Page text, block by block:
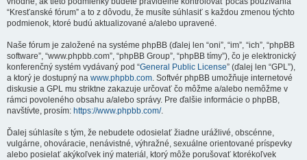
“Kresťanské fórum” a to z dôvodu, že musíte súhlasiť s každou zmenou týchto
podmienok, ktoré budú aktualizované a/alebo upravené.
Naše fórum je založené na systéme phpBB (ďalej len “oni”, “im”, “ich”, “phpBB
software”, “www.phpbb.com”, “phpBB Group”, “phpBB tímy”), čo je elektronický
konferenčný systém vydávaný pod “General Public License” (ďalej len “GPL”),
a ktorý je dostupný na www.phpbb.com. Softvér phpBB umožňuje internetové
diskusie a GPL mu striktne zakazuje určovať čo môžme a/alebo nemôžme v
rámci povoleného obsahu a/alebo správy. Pre ďalšie informácie o phpBB,
navštívte, prosím: https://www.phpbb.com/.
Ďalej súhlasíte s tým, že nebudete odosielať žiadne urážlivé, obscénne,
vulgárne, ohováracie, nenávistné, výhražné, sexuálne orientované príspevky
alebo posielať akýkoľvek iný materiál, ktorý môže porušovať ktorékoľvek